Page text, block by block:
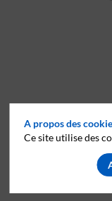
A propos des
Ce site utilise des